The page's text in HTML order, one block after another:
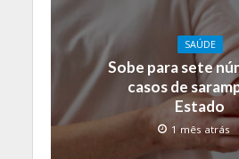
SAÚDE
Sobe para sete
casos de
Estado
1 mês atrás